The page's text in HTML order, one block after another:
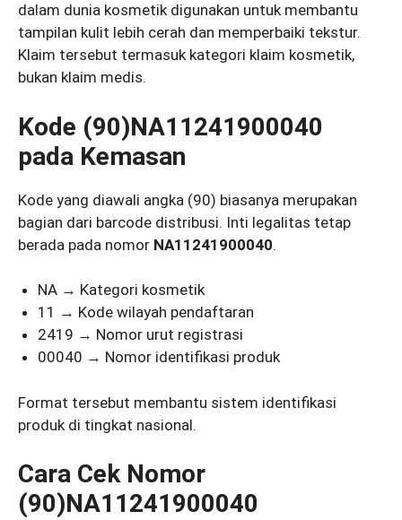
dalam dunia kosmetik digunakan untuk membantu
tampilan kulit lebih cerah dan memperbaiki tekstur.
Klaim tersebut termasuk kategori klaim kosmetik,
bukan klaim medis.
Kode (90)NA11241900040
pada Kemasan
Kode yang diawali angka (90) biasanya merupakan
bagian dari barcode distribusi. Inti legalitas tetap
berada pada nomor NA11241900040.
NA → Kategori kosmetik
11 → Kode wilayah pendaftaran
2419 → Nomor urut registrasi
00040 → Nomor identifikasi produk
Format tersebut membantu sistem identifikasi
produk di tingkat nasional.
Cara Cek Nomor
(90)NA11241900040